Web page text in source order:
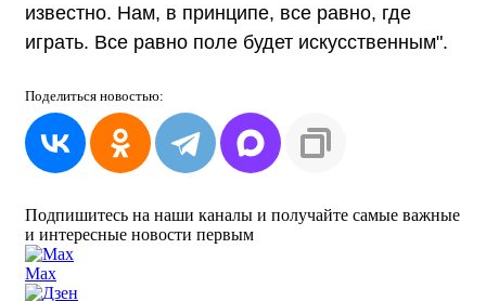
известно. Нам, в принципе, все равно, где
играть. Все равно поле будет искусственным".
Поделиться новостью:
Подпишитесь на наши каналы и получайте самые важные
и интересные новости первым
Max